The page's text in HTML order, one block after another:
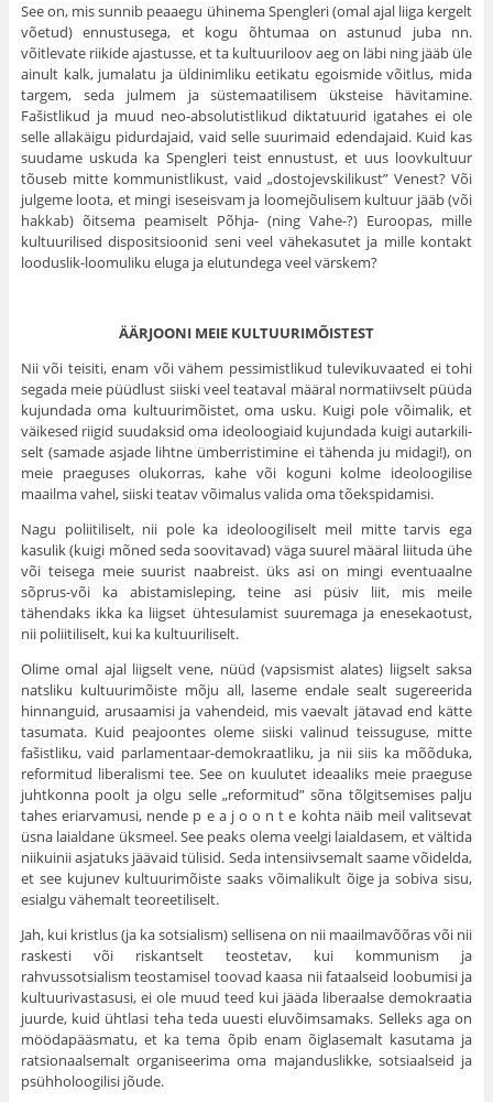
See on, mis sunnib peaaegu ühinema Spengleri (omal ajal liiga kergelt
võetud) ennustusega, et kogu õhtumaa on astunud juba nn.
võitlevate riikide ajastusse, et ta kultuuriloov aeg on läbi ning jääb üle
ainult kalk, jumalatu ja üldinimliku eetikatu egoismide võitlus, mida
targem, seda julmem ja süstemaatilisem üksteise hävitamine.
Fašistlikud ja muud neo-absolutistlikud diktatuurid igatahes ei ole
selle allakäigu pidurdajaid, vaid selle suurimaid edendajaid. Kuid kas
suudame uskuda ka Spengleri teist ennustust, et uus loovkultuur
tõuseb mitte kommunistlikust, vaid „dostojevskilikust” Venest? Või
julgeme loota, et mingi iseseisvam ja loomejõulisem kultuur jääb (või
hakkab) õitsema peamiselt Põhja- (ning Vahe-?) Euroopas, mille
kultuurilised dispositsioonid seni veel vähekasutet ja mille kontakt
looduslik-loomuliku eluga ja elutundega veel värskem?
ÄÄRJOONI MEIE KULTUURIMÕISTEST
Nii või teisiti, enam või vähem pessimistlikud tulevikuvaated ei tohi
segada meie püüdlust siiski veel teataval määral normatiivselt püüda
kujundada oma kultuurimõistet, oma usku. Kuigi pole võimalik, et
väikesed riigid suudaksid oma ideoloogiaid kujundada kuigi autarkili­
selt (samade asjade lihtne ümberristimine ei tähenda ju midagi!), on
meie praeguses olukorras, kahe või koguni kolme ideoloogilise
maailma vahel, siiski teatav võimalus valida oma tõekspidamisi.
Nagu poliitiliselt, nii pole ka ideoloogiliselt meil mitte tarvis ega
kasulik (kuigi mõned seda soovitavad) väga suurel määral liituda ühe
või teisega meie suurist naabreist. üks asi on mingi eventuaalne
sõprus-või ka abistamisleping, teine asi püsiv liit, mis meile
tähendaks ikka ka liigset ühtesulamist suuremaga ja enesekaotust,
nii poliitiliselt, kui ka kul­tuuriliselt.
Olime omal ajal liigselt vene, nüüd (vapsismist alates) liigselt saksa
natsliku kultuurimõiste mõju all, laseme endale sealt sugereerida
hinnan­guid, arusaamisi ja vahendeid, mis vaevalt jätavad end kätte
tasumata. Kuid peajoontes oleme siiski valinud teissuguse, mitte
fašistliku, vaid parlamentaar-demokraatliku, ja nii siis ka mõõduka,
reformitud libe­ralismi tee. See on kuulutet ideaaliks meie praeguse
juhtkonna poolt ja olgu selle „reformitud” sõna tõlgitsemises palju
tahes eriarvamusi, nende p e a j ο ο n t e kohta näib meil valitsevat
üsna laialdane üksmeel. See peaks olema veelgi laialdasem, et vältida
niikuinii asjatuks jäävaid tülisid. Seda intensiivsemalt saame võidelda,
et see kujunev kultuuri­mõiste saaks võimalikult õige ja sobiva sisu,
esialgu vähemalt teoreeti­liselt.
Jah, kui kristlus (ja ka sotsialism) sellisena on nii maailmavõõras või nii
raskesti või riskantselt teostetav, kui kommunism ja
rahvussotsialism teostamisel toovad kaasa nii fataalseid loobumisi ja
kultuurivastasusi, ei ole muud teed kui jääda liberaalse demokraatia
juurde, kuid ühtlasi teha teda uuesti eluvõimsamaks. Selleks aga on
möödapääsmatu, et ka tema õpib enam õiglasemalt kasutama ja
ratsionaalsemalt organiseerima oma majanduslikke, sotsiaalseid ja
psühholoogilisi jõude.